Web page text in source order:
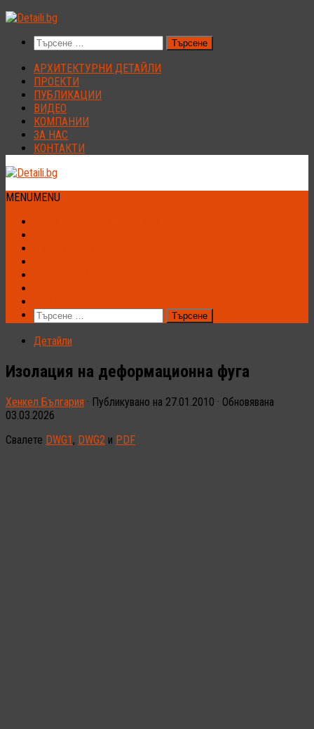
Към
Търсене
за:
АРХИТЕКТУРНИ ДЕТАЙЛИ
ПРОЕКТИ
ПУБЛИКАЦИИ
ВИДЕО
КОМПАНИИ
ЗА НАС
КОНТАКТИ
MENUMENU
Търсене
за:
Детайли
Изолация на деформационна фуга
Хенкел България · Публикувано на 27.01.2010 · Обновявана
03.03.2026
Свалете DWG1 , DWG2 и PDF